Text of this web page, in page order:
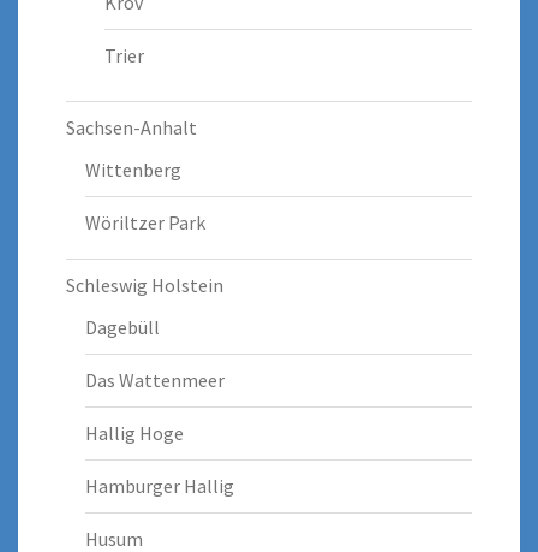
Trier
Sachsen-Anhalt
Wittenberg
Wöriltzer Park
Schleswig Holstein
Dagebüll
Das Wattenmeer
Hallig Hoge
Hamburger Hallig
Husum